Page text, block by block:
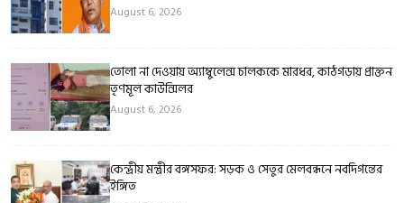
August 6, 2026
তোলা না দেওয়ায় অ্যাম্বুলেন্স চালককে মারধর, কাঠগড়ায় প্রাক্তন
তৃণমূল কাউন্সিলর
August 6, 2026
কেন্দ্রীয় মন্ত্রীর বঙ্গসফর: সড়ক ও সেতুর মেলবন্ধনে নবদিগন্তের
ইঙ্গিত